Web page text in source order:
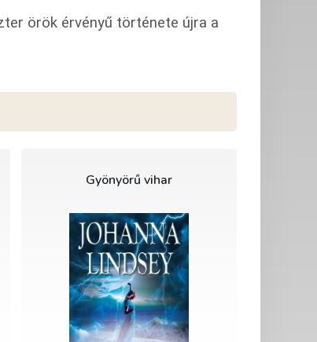
örök érvényű története újra a
Gyönyörű vihar